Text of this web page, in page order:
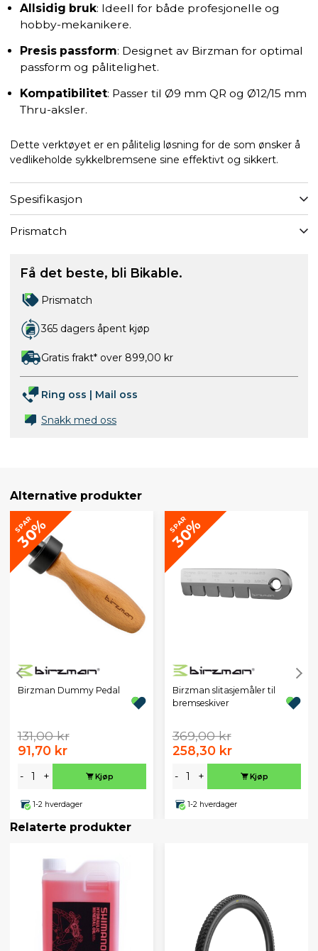
Allsidig bruk: Ideell for både profesjonelle og
hobby-mekanikere.
Presis passform: Designet av Birzman for optimal
passform og pålitelighet.
Kompatibilitet: Passer til Ø9 mm QR og Ø12/15 mm
Thru-aksler.
Dette verktøyet er en pålitelig løsning for de som ønsker å
vedlikeholde sykkelbremsene sine effektivt og sikkert.
Spesifikasjon
Prismatch
Få det beste, bli Bikable.
Prismatch
365 dagers åpent kjøp
Gratis frakt* over 899,00 kr
Ring oss | Mail oss
Snakk med oss
Alternative produkter
SPAR
30%
Birzman Dummy Pedal
131,00 kr
91,70 kr
- + Kjøp
1-2 hverdager
SPAR
30%
Birzman slitasjemåler til
bremseskiver
369,00 kr
258,30 kr
- + Kjøp
1-2 hverdager
Relaterte produkter